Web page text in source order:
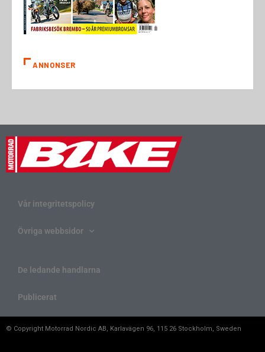
ANNONSER
Vår integritetspolicy
Övriga webbsidor
De ledande handlarna
Publicerat
© Copyright Motorrad Nordic AB, Karlavägen 96, 115 26 Stockholm, Sweden